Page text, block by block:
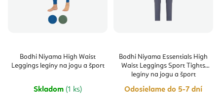
Bodhi Niyama High Waist
Leggings legíny na jogu a šport
Skladom (1 ks)
Bodhi Niyama Essentials High
Waist Leggings Sport Tights
legíny na jogu a šport
Odosielame do 5-7 dní